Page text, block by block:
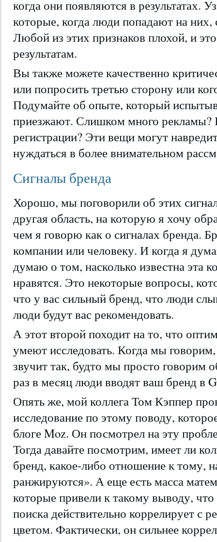
когда они появляются в результатах.
которые, когда люди попадают на них,
Любой из этих признаков плохой, и
результатам.
Вы также можете качественно
или попросить третью сторону или
Подумайте об опыте, который
приезжают. Слишком много рекламы?
регистрации? Эти вещи могут
нуждаться в более внимательном
Сигналы бренда
Хорошо, мы поговорили об этих
другая область, на которую я хочу
чем я говорю как о сигналах бренда.
компании или человеку. И когда я
думаю о том, насколько известна эта
нравятся. Это некоторые вопросы,
что у вас сильный бренд, что люди
люди будут вас рекомендовать.
А этот второй походит на то, что
умеют исследовать. Когда мы
звучит так, будто мы просто говорим
раз в месяц люди вводят ваш бренд в
Опять же, мой коллега Том Кэппер
исследование по этому поводу,
блоге Moz. Он посмотрел на эту
Тогда давайте посмотрим, имеет ли
бренд, какое-либо отношение к тому,
ранжируются». А еще есть масса
которые привели к такому выводу,
поиска действительно коррелирует с
цветом. Фактически, он сильнее